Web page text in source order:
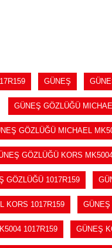
GÜNEŞ
GÜNEŞ GÖZLÜĞÜ
GÖZLÜĞÜ MICHAEL
GÖZLÜĞÜ KORS
GÖZLÜĞÜ 1017R159
KORS 1017R159
1017R159 GÜNEŞ